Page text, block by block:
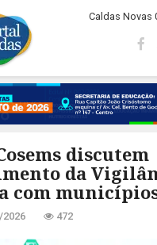
Caldas Novas
discutem
da
com
2026 472